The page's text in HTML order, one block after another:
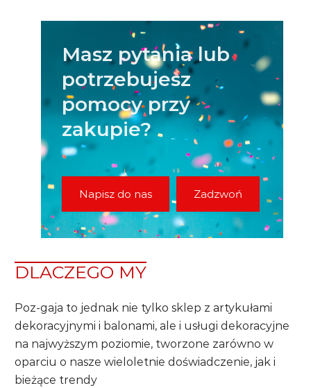
Masz pytania lub
potrzebujesz
pomocy przy
zakupie?
Napisz do nas Zadzwoń
DLACZEGO MY
Poz-gaja to jednak nie tylko sklep z artykułami
dekoracyjnymi i balonami, ale i usługi dekoracyjne
na najwyższym poziomie, tworzone zarówno w
oparciu o nasze wieloletnie doświadczenie, jak i
bieżące trendy